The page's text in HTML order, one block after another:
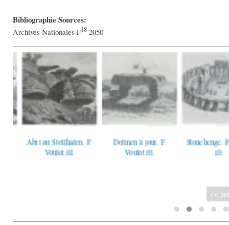
Bibliographie Sources:
Archives Nationales F18 2050
Abri au Stollhafen. F.
Voulot ill.
Dolmen à jour. F.
Voulot ill.
Stonehenge. F.
<<